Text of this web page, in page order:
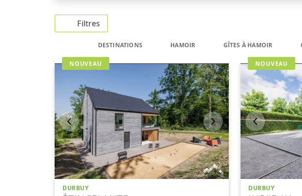
Filtres
DESTINATIONS HAMOIR GÎTES À HAMOIR